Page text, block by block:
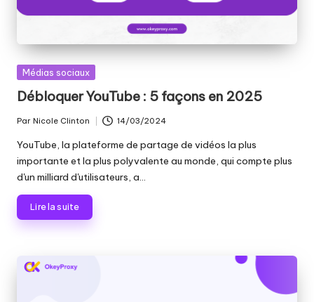
Publié
Médias sociaux
Débloquer YouTube : 5 façons en 2025
par
Par Nicole Clinton 14/03/2024
YouTube, la plateforme de partage de vidéos la plus
importante et la plus polyvalente au monde, qui compte plus
d'un milliard d'utilisateurs, a...
Lire la suite